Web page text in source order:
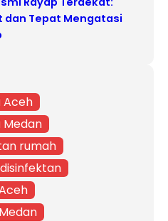
dan Tepat Mengatasi
Aceh
Medan
rumah